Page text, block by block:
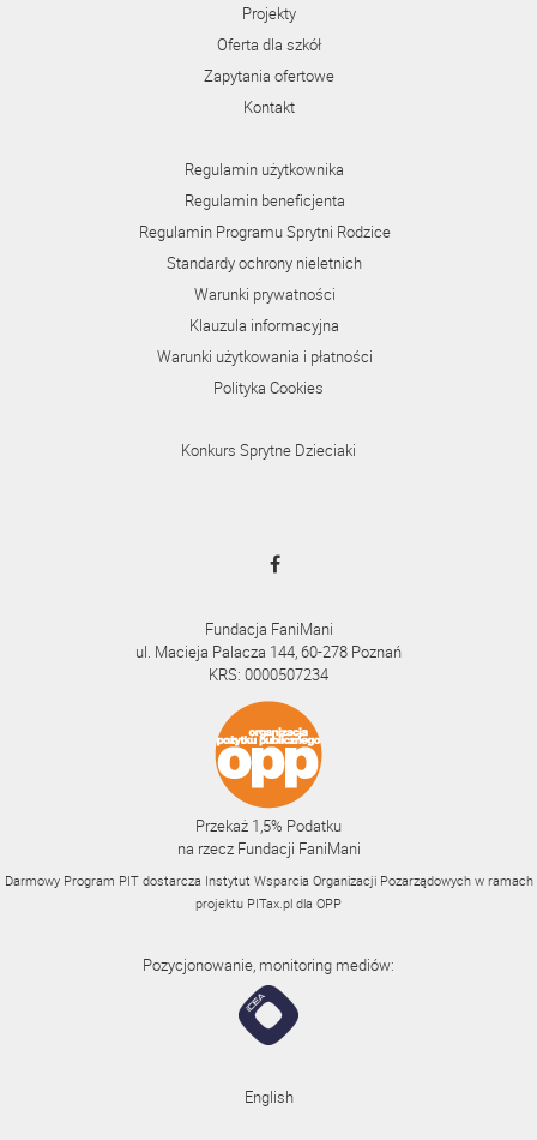
Projekty
Oferta dla szkół
Zapytania ofertowe
Kontakt
Regulamin użytkownika
Regulamin beneficjenta
Regulamin Programu Sprytni Rodzice
Standardy ochrony nieletnich
Warunki prywatności
Klauzula informacyjna
Warunki użytkowania i płatności
Polityka Cookies
Konkurs Sprytne Dzieciaki
Fundacja FaniMani
ul. Macieja Palacza 144, 60-278 Poznań
KRS: 0000507234
Przekaż 1,5% Podatku
na rzecz Fundacji FaniMani
Darmowy Program PIT dostarcza Instytut Wsparcia Organizacji Pozarządowych w ramach
projektu PITax.pl dla OPP
Pozycjonowanie, monitoring mediów:
English